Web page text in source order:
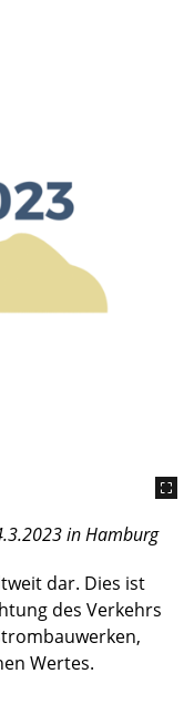
in Hamburg
dar. Dies ist
des Verkehrs
Wertes.